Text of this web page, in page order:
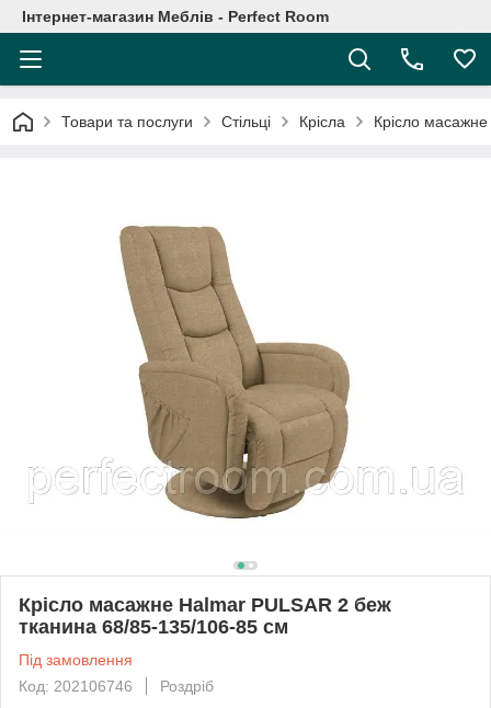
Інтернет-магазин Меблів - Perfect Room
Товари та послуги Стільці Крісла Крісло
Крісло масажне Halmar PULSAR 2 беж
тканина 68/85-135/106-85 см
Під замовлення
Код: 202106746
Роздріб